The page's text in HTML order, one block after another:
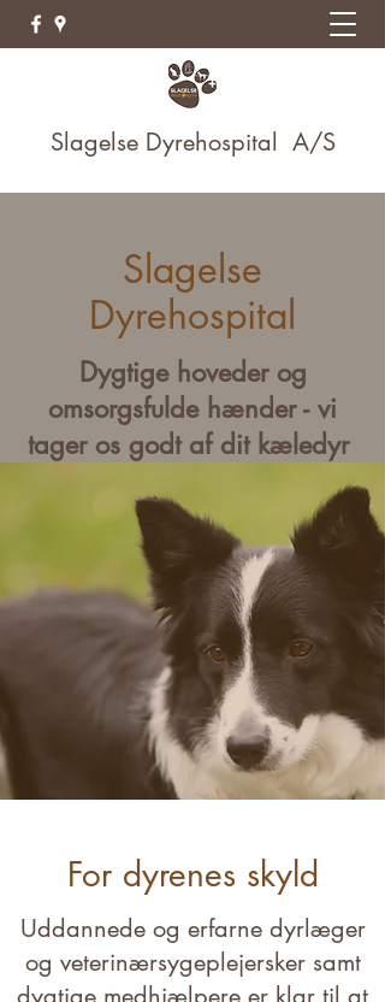
Slagelse Dyrehospital A/S
Slagelse
Dyrehospital
Dygtige hoveder og
omsorgsfulde hænder - vi
tager os godt af dit kæledyr
For dyrenes skyld
Uddannede og erfarne dyrlæger
og veterinærsygeplejersker samt